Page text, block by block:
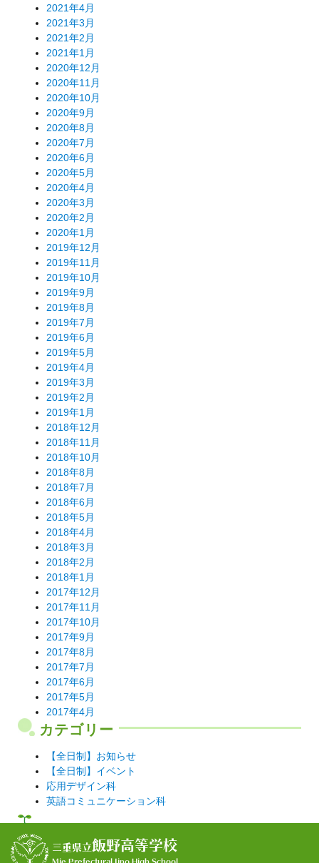
2021年4月
2021年3月
2021年2月
2021年1月
2020年12月
2020年11月
2020年10月
2020年9月
2020年8月
2020年7月
2020年6月
2020年5月
2020年4月
2020年3月
2020年2月
2020年1月
2019年12月
2019年11月
2019年10月
2019年9月
2019年8月
2019年7月
2019年6月
2019年5月
2019年4月
2019年3月
2019年2月
2019年1月
2018年12月
2018年11月
2018年10月
2018年8月
2018年7月
2018年6月
2018年5月
2018年4月
2018年3月
2018年2月
2018年1月
2017年12月
2017年11月
2017年10月
2017年9月
2017年8月
2017年7月
2017年6月
2017年5月
2017年4月
カテゴリー
【全日制】お知らせ
【全日制】イベント
応用デザイン科
英語コミュニケーション科
三重県立飯野高等学校
Mie Prefectural Iino High School